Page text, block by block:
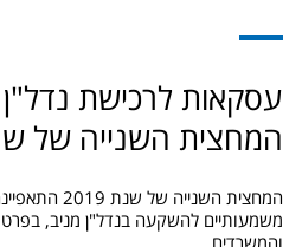
עסקאות לרכישת
המחצית השנייה של שנת
המחצית השנייה
משמעותיים להשקעה בנדל"ן מניב, בפרט